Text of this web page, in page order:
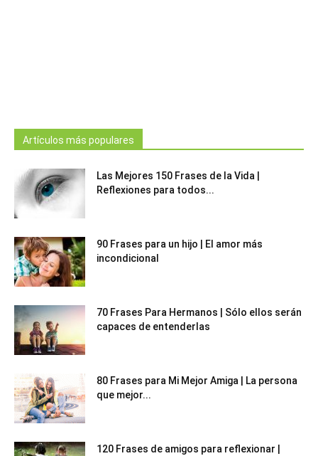
Artículos más populares
Las Mejores 150 Frases de la Vida |
Reflexiones para todos...
90 Frases para un hijo | El amor más
incondicional
70 Frases Para Hermanos | Sólo ellos serán
capaces de entenderlas
80 Frases para Mi Mejor Amiga | La persona
que mejor...
120 Frases de amigos para reflexionar |